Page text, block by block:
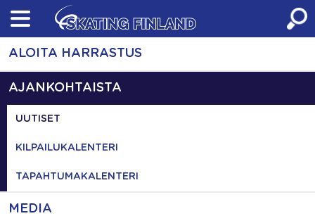
Skip
content
ALOITA HARRASTUS
AJANKOHTAISTA
UUTISET
KILPAILUKALENTERI
TAPAHTUMAKALENTERI
MEDIA